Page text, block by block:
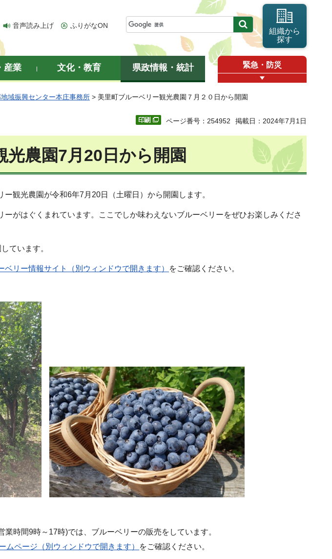
音声読み上げ ふりがなON
組織から
探す
産業 文化・教育 県政情報・統計 緊急・防災
域振興センター本庄事務所 > 美里町ブルーベリー観光農園７月２０日から開園
ページ番号：254952 掲載日：2024年7月1日
農園7月20日から開園
観光農園が令和6年7月20日（土曜日）から開園します。
がはぐくまれています。ここでしか味わえないブルーベリーをぜひお楽しみくださ
ています。
リー情報サイト（別ウィンドウで開きます） をご確認ください。
時間9時～17時)では、ブルーベリーの販売をしています。
ムページ（別ウィンドウで開きます） をご確認ください。